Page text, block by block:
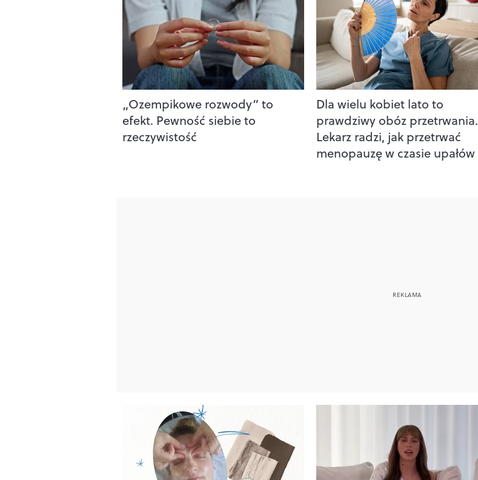
„Ozempikowe rozwody” to
efekt. Pewność siebie to
rzeczywistość
Dla wielu kobiet lato to
prawdziwy obóz przetrwania.
Lekarz radzi, jak przetrwać
menopauzę w czasie upałów